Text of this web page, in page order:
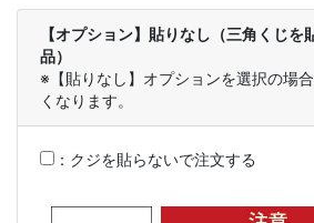
【オプション】貼りなし（三角くじを
品）
※【貼りなし】オプションを選択の場
くなります。
： クジを貼らないで注文する